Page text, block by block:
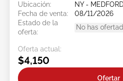
Ubicación:
NY -
Fecha de venta:
08/11/2026
Estado de la
oferta:
No has
Oferta actual:
$4,150
Ofertar